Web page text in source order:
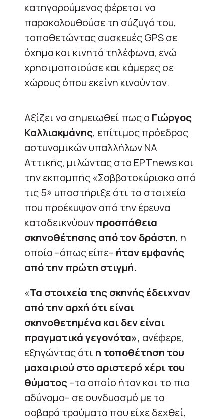
κατηγορούμενος φέρεται να
παρακολουθούσε τη σύζυγό του,
τοποθετώντας συσκευές GPS σε
όχημα και κινητά τηλέφωνα, ενώ
χρησιμοποιούσε και κάμερες σε
χώρους όπου εκείνη κινούνταν.
Αξίζει να σημειωθεί πως ο Γιώργος
Καλλιακμάνης, επίτιμος πρόεδρος
αστυνομικών υπαλλήλων ΝΑ
Αττικής, μιλώντας στο ΕΡΤnews και
την εκπομπής «Σαββατοκύριακο από
τις 5» υποστήριξε ότι τα στοιχεία
που προέκυψαν από την έρευνα
καταδεικνύουνπροσπάθεια
σκηνοθέτησης από τον δράστη, η
οποία –όπως είπε– ήταν εμφανής
από την πρώτη στιγμή.
«Τα στοιχεία της σκηνής έδειχναν
από την αρχή ότι είναι
σκηνοθετημένα και δεν είναι
πραγματικά γεγονότα», ανέφερε,
εξηγώντας ότι η τοποθέτηση του
μαχαιριού στο αριστερό χέρι του
θύματος–το οποίο ήταν και το πιο
αδύναμο– σε συνδυασμό με τα
σοβαρά τραύματα που είχε δεχθεί,